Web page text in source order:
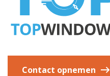
Wat zijn de opties voor
energiebesparing? Wij
Lees meer
Contact opnemen